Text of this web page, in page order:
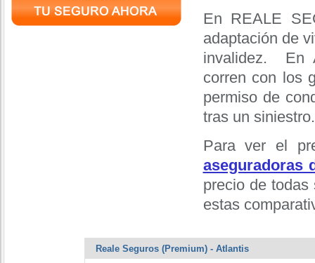
En REALE
adaptación de
invalidez. En
corren con los
permiso de
tras un
Para ver el
aseguradoras
precio de
estas
Reale Seguros (Premium) - Atlantis